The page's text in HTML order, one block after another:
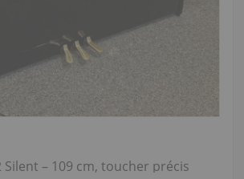
Silent – 109 cm, toucher précis